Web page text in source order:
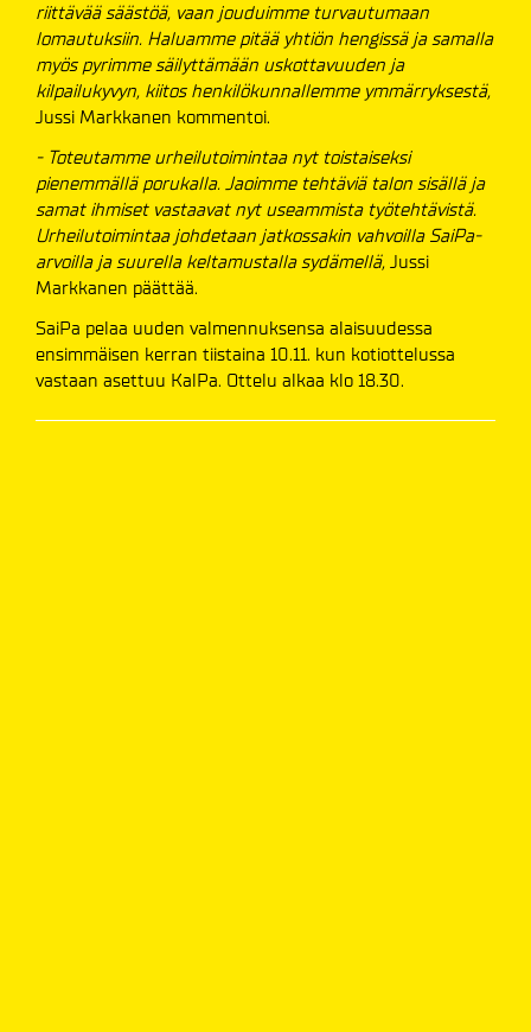
riittävää säästöä, vaan jouduimme turvautumaan
lomautuksiin. Haluamme pitää yhtiön hengissä ja samalla
myös pyrimme säilyttämään uskottavuuden ja
kilpailukyvyn, kiitos henkilökunnallemme ymmärryksestä,
Jussi Markkanen kommentoi.
- Toteutamme urheilutoimintaa nyt toistaiseksi
pienemmällä porukalla. Jaoimme tehtäviä talon sisällä ja
samat ihmiset vastaavat nyt useammista työtehtävistä.
Urheilutoimintaa johdetaan jatkossakin vahvoilla SaiPa-
arvoilla ja suurella keltamustalla sydämellä, Jussi
Markkanen päättää.
SaiPa pelaa uuden valmennuksensa alaisuudessa
ensimmäisen kerran tiistaina 10.11. kun kotiottelussa
vastaan asettuu KalPa. Ottelu alkaa klo 18.30.